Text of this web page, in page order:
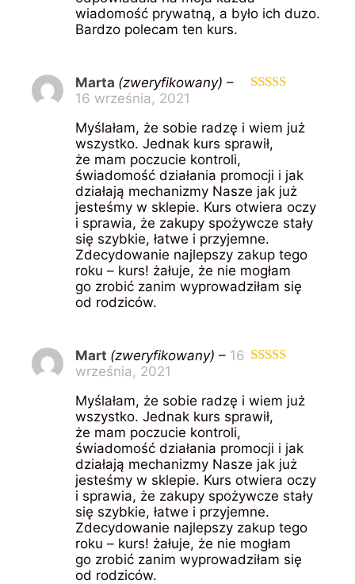
wiadomość prywatną, a było ich duzo.
Bardzo polecam ten kurs.
Marta (zweryfikowany) –
16 września, 2021
Myślałam, że sobie radzę i wiem już
wszystko. Jednak kurs sprawił,
że mam poczucie kontroli,
świadomość działania promocji i jak
działają mechanizmy Nasze jak już
jesteśmy w sklepie. Kurs otwiera oczy
i sprawia, że zakupy spożywcze stały
się szybkie, łatwe i przyjemne.
Zdecydowanie najlepszy zakup tego
roku – kurs! żałuje, że nie mogłam
go zrobić zanim wyprowadziłam się
od rodziców.
Mart (zweryfikowany) – 16
września, 2021
Myślałam, że sobie radzę i wiem już
wszystko. Jednak kurs sprawił,
że mam poczucie kontroli,
świadomość działania promocji i jak
działają mechanizmy Nasze jak już
jesteśmy w sklepie. Kurs otwiera oczy
i sprawia, że zakupy spożywcze stały
się szybkie, łatwe i przyjemne.
Zdecydowanie najlepszy zakup tego
roku – kurs! żałuje, że nie mogłam
go zrobić zanim wyprowadziłam się
od rodziców.